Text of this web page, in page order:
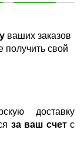
ваших заказов
получить свой
доставку
за ваш счетс